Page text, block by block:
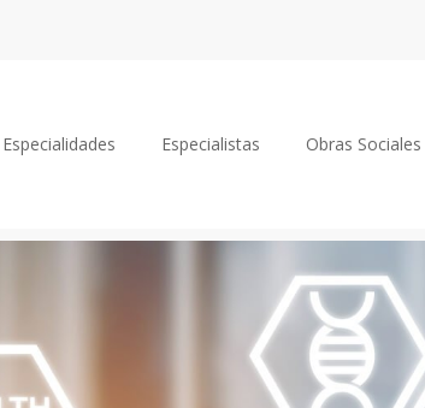
Especialidades Especialistas Obras Sociales